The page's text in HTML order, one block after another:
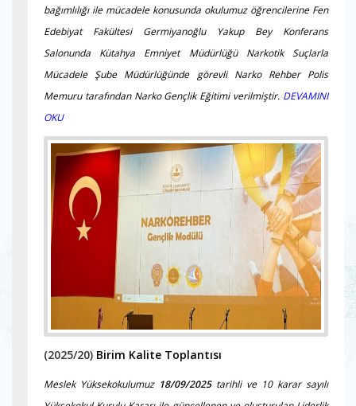
bağımlılığı ile mücadele konusunda okulumuz öğrencilerine Fen
Edebiyat Fakültesi Germiyanoğlu Yakup Bey Konferans
Salonunda Kütahya Emniyet Müdürlüğü Narkotik Suçlarla
Mücadele Şube Müdürlüğünde görevli Narko Rehber Polis
Memuru tarafından Narko Gençlik Eğitimi verilmiştir. DEVAMINI
OKU
(2025/20) Birim Kalite Toplantısı
Meslek Yüksekokulumuz 18/09/2025tarihli ve 10 karar sayılı